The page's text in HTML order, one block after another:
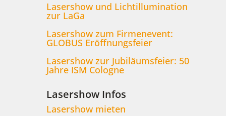
Lasershow und Lichtillumination
zur LaGa
Lasershow zum Firmenevent:
GLOBUS Eröffnungsfeier
Lasershow zur Jubiläumsfeier: 50
Jahre ISM Cologne
Lasershow Infos
Lasershow mieten